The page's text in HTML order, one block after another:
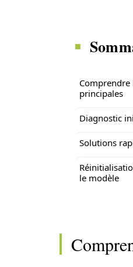
Comprendre
principales
Diagnostic
Solutions
le modèle